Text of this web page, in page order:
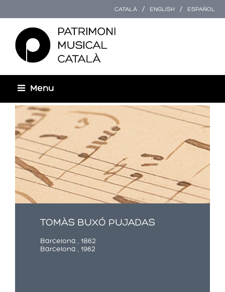
CATALÀ ENGLISH ESPAÑOL
Menu
Usted está aquí
TOMÀS BUXÓ PUJADAS
Barcelona , 1862
Barcelona , 1962